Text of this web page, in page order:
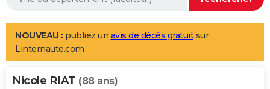
Aménagement intérieur
LIFESTYLE
Art de vivre
Bien-être
Loisirs
Mode
Modes de vie
Alimentation
Guide de la santé
Maladies
Médicaments
Sommeil
VOYAGE
NOUVEAU : publiez un avis de décès gratuitsur
Linternaute.com
Nicole RIAT (88 ans)